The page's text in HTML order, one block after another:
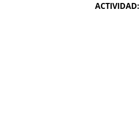
ACTIVIDAD: